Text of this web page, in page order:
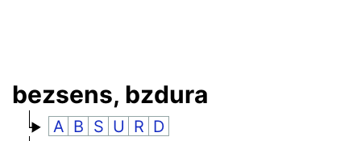
bezsens, bzdura
A B S U R D